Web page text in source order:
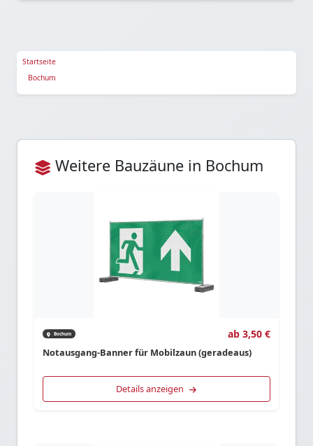
Startseite
Bochum
Weitere Bauzäune in Bochum
Bochum ab 3,50 €
Notausgang-Banner für Mobilzaun (geradeaus)
Details anzeigen